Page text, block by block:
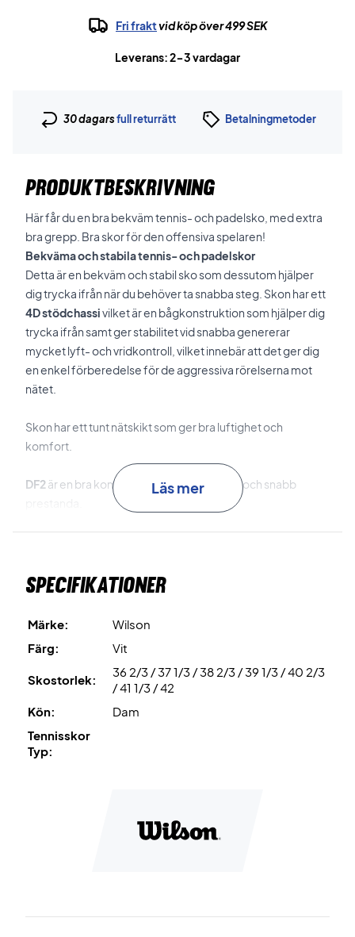
Fri fraktvid köp över 499 SEK
Leverans: 2-3 vardagar
30 dagarsfull returrätt Betalningmetoder
PRODUKTBESKRIVNING
Här får du en bra bekväm tennis- och padelsko, med extra
bra grepp. Bra skor för den offensiva spelaren!
Bekväma och stabila tennis- och padelskor
Detta är en bekväm och stabil sko som dessutom hjälper
dig trycka ifrån när du behöver ta snabba steg. Skon har ett
4D stödchassivilket är en bågkonstruktion som hjälper dig
trycka ifrån samt ger stabilitet vid snabba genererar
mycket lyft- och vridkontroll, vilket innebär att det ger dig
en enkel förberedelse för de aggressiva rörelserna mot
nätet.
Skon har ett tunt nätskikt som ger bra luftighet och
komfort.
DF2 är en bra kompromiss mellan komfort och snabb
Duralastär en bra gummiblandning som ger dig hållbarhet
du enkelt kan röra dig i samt som har bra hållbarhet.
Lätt, bekväm och stabil sko som man kan göra snabba
rörelser i, beskriver denna sko mycket bra.
Läs mer
Specifikationer
Märke:
Wilson
Färg:
Vit
Skostorlek:
36 2/3 / 37 1/3 / 38 2/3 / 39 1/3 / 40 2/3
/ 41 1/3 / 42
Kön:
Dam
Tennisskor
Typ: